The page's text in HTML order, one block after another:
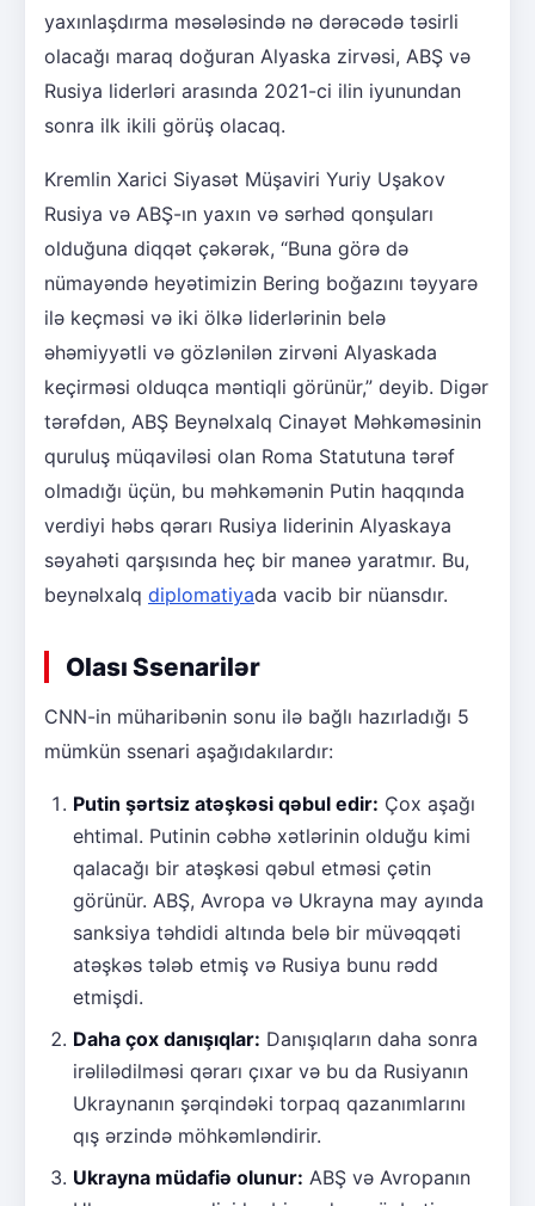
yaxınlaşdırma məsələsində nə dərəcədə təsirli
olacağı maraq doğuran Alyaska zirvəsi, ABŞ və
Rusiya liderləri arasında 2021-ci ilin iyunundan
sonra ilk ikili görüş olacaq.
Kremlin Xarici Siyasət Müşaviri Yuriy Uşakov
Rusiya və ABŞ-ın yaxın və sərhəd qonşuları
olduğuna diqqət çəkərək, “Buna görə də
nümayəndə heyətimizin Bering boğazını təyyarə
ilə keçməsi və iki ölkə liderlərinin belə
əhəmiyyətli və gözlənilən zirvəni Alyaskada
keçirməsi olduqca məntiqli görünür,” deyib. Digər
tərəfdən, ABŞ Beynəlxalq Cinayət Məhkəməsinin
quruluş müqaviləsi olan Roma Statutuna tərəf
olmadığı üçün, bu məhkəmənin Putin haqqında
verdiyi həbs qərarı Rusiya liderinin Alyaskaya
səyahəti qarşısında heç bir maneə yaratmır. Bu,
beynəlxalq diplomatiyada vacib bir nüansdır.
Olası Ssenarilər
CNN-in müharibənin sonu ilə bağlı hazırladığı 5
mümkün ssenari aşağıdakılardır:
Putin şərtsiz atəşkəsi qəbul edir: Çox aşağı
ehtimal. Putinin cəbhə xətlərinin olduğu kimi
qalacağı bir atəşkəsi qəbul etməsi çətin
görünür. ABŞ, Avropa və Ukrayna may ayında
sanksiya təhdidi altında belə bir müvəqqəti
atəşkəs tələb etmiş və Rusiya bunu rədd
etmişdi.
Daha çox danışıqlar: Danışıqların daha sonra
irəlilədilməsi qərarı çıxar və bu da Rusiyanın
Ukraynanın şərqindəki torpaq qazanımlarını
qış ərzində möhkəmləndirir.
Ukrayna müdafiə olunur: ABŞ və Avropanın